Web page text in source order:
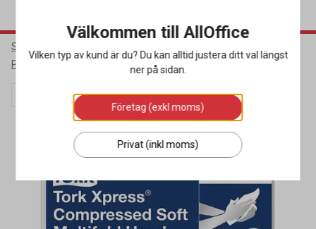
Städ & Hygien
Pappershanddukar
Miljöval
Välkommen till AllOffice
Vilken typ av kund är du? Du kan alltid justera ditt val längst
ner på sidan.
Företag (exkl moms)
Privat (inkl moms)